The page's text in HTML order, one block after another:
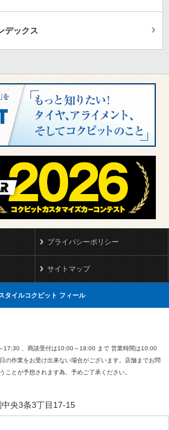
デックス
プライバシーポリシー
サイトマップ
タイルコクピット フィール
17:30 、商談受付は10:00～18:00 まで 営業時間は10:00
の作業をお受け出来ない場合がございます。店舗までお問
ことが予想されます為、予めご了承ください。
央3条3丁目17-15